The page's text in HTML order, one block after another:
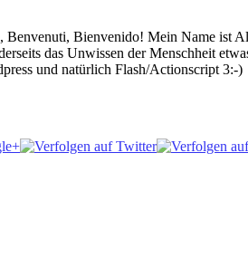
Bienvenido! Mein Name ist
das Unwissen der Menschheit
und natürlich Flash/Actionscript 3:-)